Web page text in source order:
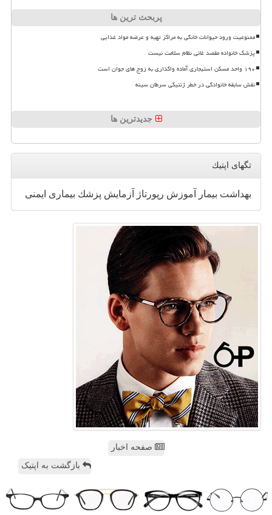
پربحث ترین ها
ممنوعیت ورود حیوانات خانگی به مراکز تهیه و عرضه مواد غذایی
پزشک خانواده مقصد غائی نظام سلامت نیست
۱۹۰ واحد مسکن استیجاری آماده واگذاری به زوج های جوان است
نقش سابقه خانوادگی در خطر ژنتیکی سرطان سینه
جدیدترین ها
تگهای اپتیك
بهداشت بیمار آموزش رپورتاژ آزمایش پزشك بیماری ایمنی
صفحه اخبار
بازگشت به اپتیک